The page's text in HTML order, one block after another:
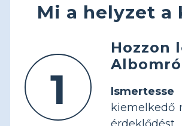
Mi a helyzet
1
Hozzon
kiemelkedő